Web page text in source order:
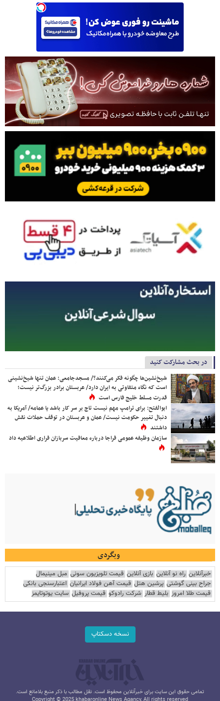
در بحث مشارکت کنید
شیخ‌نشین‌ها چگونه فکر می‌کنند؟/ مسجدجامعی: عمان تنها شیخ‌نشینی
است که نگاه متفاوتی به ایران دارد/ عربستان برادر بزرگ‌تر نیست؛
قدرت مسلط خلیج فارس است
ابوالفتح: برای ترامپ مهم نیست تاج بر سر کار باشد یا عمامه/ آمریکا به
دنبال تغییر حکومت نیست/ عمان و عربستان در توقف حملات نقش
داشتند
سازمان وظیفه عمومی فراجا درباره معافیت سربازان فراری اطلاعیه داد
وبگردی
خبرآنلاین راه نو آنلاین بازی آنلاین قیمت تلویزیون سونی مبل مینیمال
جراح بینی گوشتی پرشین هتل قیمت آهن فولاد ایرانیان اعتبارسنجی بانکی
قیمت طلا امروز بلیط قطار شرکت رادوکو قیمت پروفیل سایت یوتوتایمز
نسخه دسکتاپ
تمامی حقوق این سایت برای خبرآنلاین محفوظ است. نقل مطالب با ذکر منبع بلامانع است.